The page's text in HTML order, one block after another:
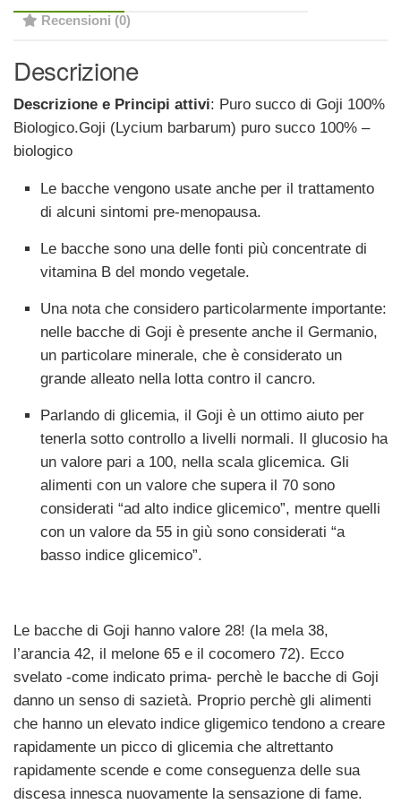
Recensioni (0)
Descrizione
Descrizione e Principi attivi: Puro succo di Goji 100%
Biologico.Goji (Lycium barbarum) puro succo 100% –
biologico
Le bacche vengono usate anche per il trattamento
di alcuni sintomi pre-menopausa.
Le bacche sono una delle fonti più concentrate di
vitamina B del mondo vegetale.
Una nota che considero particolarmente importante:
nelle bacche di Goji è presente anche il Germanio,
un particolare minerale, che è considerato un
grande alleato nella lotta contro il cancro.
Parlando di glicemia, il Goji è un ottimo aiuto per
tenerla sotto controllo a livelli normali. Il glucosio ha
un valore pari a 100, nella scala glicemica. Gli
alimenti con un valore che supera il 70 sono
considerati “ad alto indice glicemico”, mentre quelli
con un valore da 55 in giù sono considerati “a
basso indice glicemico”.
Le bacche di Goji hanno valore 28! (la mela 38,
l’arancia 42, il melone 65 e il cocomero 72). Ecco
svelato -come indicato prima- perchè le bacche di Goji
danno un senso di sazietà. Proprio perchè gli alimenti
che hanno un elevato indice gligemico tendono a creare
rapidamente un picco di glicemia che altrettanto
rapidamente scende e come conseguenza delle sua
discesa innesca nuovamente la sensazione di fame.